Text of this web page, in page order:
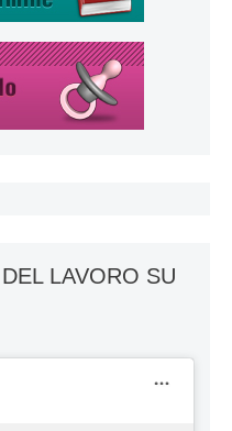
LAVORO SU